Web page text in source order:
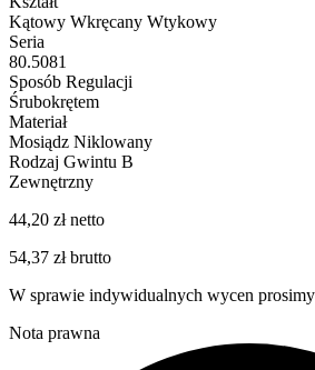
Kątowy Wkręcany Wtykowy
Seria
80.5081
Sposób Regulacji
Śrubokrętem
Materiał
Mosiądz Niklowany
Rodzaj Gwintu B
Zewnętrzny
44,20 zł netto
54,37 zł brutto
W sprawie indywidualnych wycen
Nota prawna